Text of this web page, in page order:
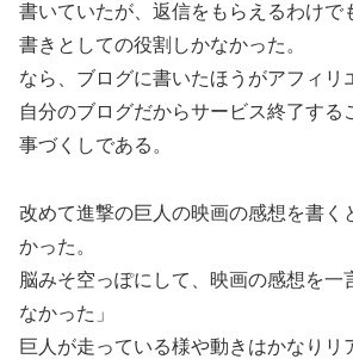
書いていたが、返信をもらえるわけで
書きとしての役割しかなかった。
なら、ブログに書いたほうがアフィリ
自分のブログだからサービス終了する
事づくしである。
改めて進撃の巨人の映画の感想を書く
かった。
脳みそ空っぽにして、映画の感想を一
なかった」
巨人が走っている様や動きはかなりリ